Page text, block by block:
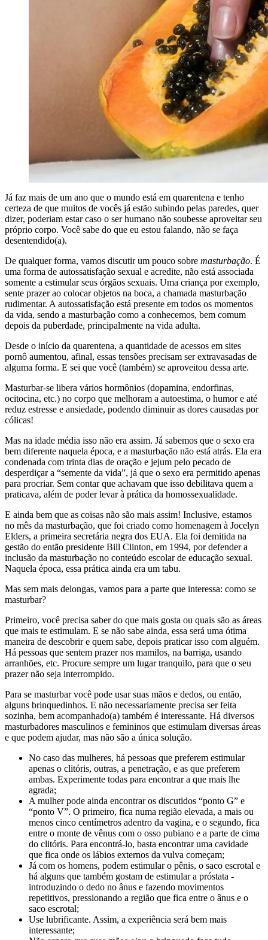
Já faz mais de um ano que o mundo está em quarentena e tenho
certeza de que muitos de vocês já estão subindo pelas paredes, quer
dizer, poderiam estar caso o ser humano não soubesse aproveitar seu
próprio corpo. Você sabe do que eu estou falando, não se faça
desentendido(a).
De qualquer forma, vamos discutir um pouco sobre masturbação. É
uma forma de autossatisfação sexual e acredite, não está associada
somente a estimular seus órgãos sexuais. Uma criança por exemplo,
sente prazer ao colocar objetos na boca, a chamada masturbação
rudimentar. A autossatisfação está presente em todos os momentos
da vida, sendo a masturbação como a conhecemos, bem comum
depois da puberdade, principalmente na vida adulta.
Desde o início da quarentena, a quantidade de acessos em sites
pornô aumentou, afinal, essas tensões precisam ser extravasadas de
alguma forma. E sei que você (também) se aproveitou dessa arte.
Masturbar-se libera vários hormônios (dopamina, endorfinas,
ocitocina, etc.) no corpo que melhoram a autoestima, o humor e até
reduz estresse e ansiedade, podendo diminuir as dores causadas por
cólicas!
Mas na idade média isso não era assim. Já sabemos que o sexo era
bem diferente naquela época, e a masturbação não está atrás. Ela era
condenada com trinta dias de oração e jejum pelo pecado de
desperdiçar a “semente da vida”, já que o sexo era permitido apenas
para procriar. Sem contar que achavam que isso debilitava quem a
praticava, além de poder levar à prática da homossexualidade.
E ainda bem que as coisas não são mais assim! Inclusive, estamos
no mês da masturbação, que foi criado como homenagem à Jocelyn
Elders, a primeira secretária negra dos EUA. Ela foi demitida na
gestão do então presidente Bill Clinton, em 1994, por defender a
inclusão da masturbação no conteúdo escolar de educação sexual.
Naquela época, essa prática ainda era um tabu.
Mas sem mais delongas, vamos para a parte que interessa: como se
masturbar?
Primeiro, você precisa saber do que mais gosta ou quais são as áreas
que mais te estimulam. E se não sabe ainda, essa será uma ótima
maneira de descobrir e quem sabe, depois praticar isso com alguém.
Há pessoas que sentem prazer nos mamilos, na barriga, usando
arranhões, etc. Procure sempre um lugar tranquilo, para que o seu
prazer não seja interrompido.
Para se masturbar você pode usar suas mãos e dedos, ou então,
alguns brinquedinhos. E não necessariamente precisa ser feita
sozinha, bem acompanhado(a) também é interessante. Há diversos
masturbadores masculinos e femininos que estimulam diversas áreas
e que podem ajudar, mas não são a única solução.
No caso das mulheres, há pessoas que preferem estimular
apenas o clitóris, outras, a penetração, e as que preferem
ambas. Experimente todas para encontrar a que mais lhe
agrada;
A mulher pode ainda encontrar os discutidos “ponto G” e
“ponto V”. O primeiro, fica numa região elevada, a mais ou
menos cinco centímetros adentro da vagina, e o segundo, fica
entre o monte de vênus com o osso pubiano e a parte de cima
do clitóris. Para encontrá-lo, basta encontrar uma cavidade
que fica onde os lábios externos da vulva começam;
Já com os homens, podem estimular o pênis, o saco escrotal e
há alguns que também gostam de estimular a próstata -
introduzindo o dedo no ânus e fazendo movimentos
repetitivos, pressionando a região que fica entre o ânus e o
saco escrotal;
Use lubrificante. Assim, a experiência será bem mais
interessante;